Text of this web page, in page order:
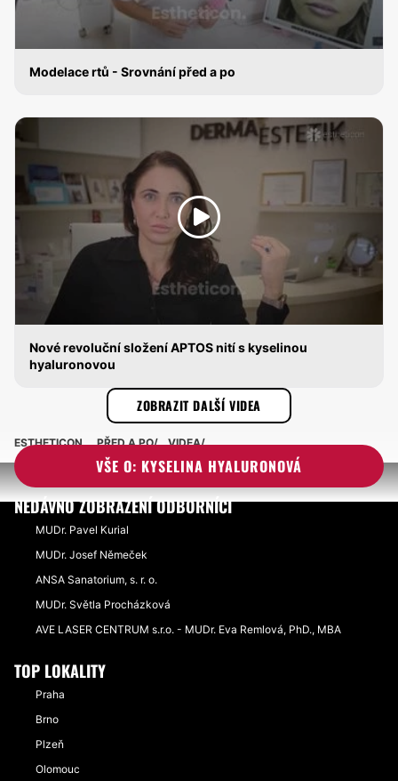
Modelace rtů - Srovnání před a po
Nové revoluční složení APTOS nití s kyselinou
hyaluronovou
KYSELINA HYALURONOVÁ ZOBRAZIT DALŠÍ VIDEA
VŠE O: KYSELINA HYALURONOVÁ
ESTHETICON PŘED A PO VIDEA
NEDÁVNO ZOBRAZENÍ ODBORNÍCI
MUDr. Pavel Kurial
MUDr. Josef Němeček
ANSA Sanatorium, s. r. o.
MUDr. Světla Procházková
AVE LASER CENTRUM s.r.o. - MUDr. Eva Remlová, PhD., MBA
TOP LOKALITY
Praha
Brno
Plzeň
Olomouc